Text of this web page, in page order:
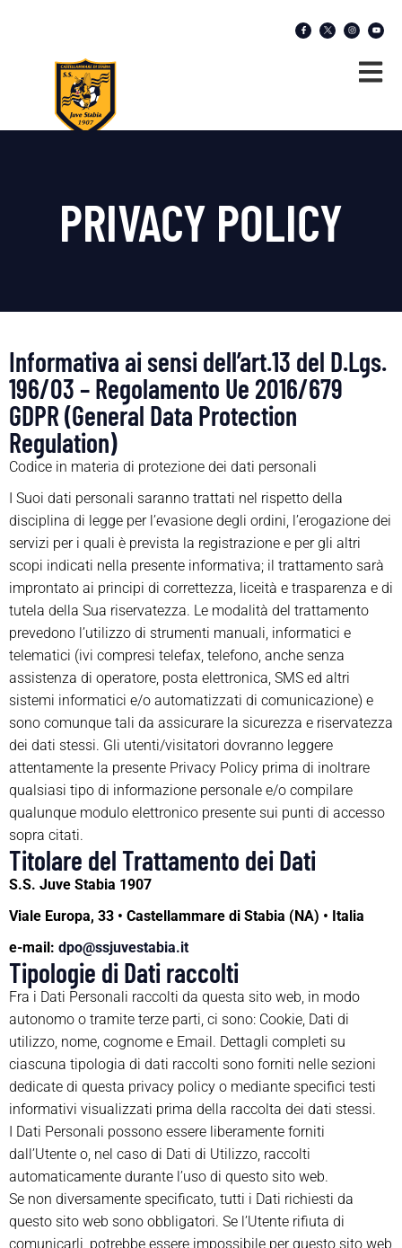
PRIVACY POLICY
Informativa ai sensi dell’art.13 del D.Lgs.
196/03 – Regolamento Ue 2016/679
GDPR (General Data Protection
Regulation)
Codice in materia di protezione dei dati personali
I Suoi dati personali saranno trattati nel rispetto della
disciplina di legge per l’evasione degli ordini, l’erogazione dei
servizi per i quali è prevista la registrazione e per gli altri
scopi indicati nella presente informativa; il trattamento sarà
improntato ai principi di correttezza, liceità e trasparenza e di
tutela della Sua riservatezza. Le modalità del trattamento
prevedono l’utilizzo di strumenti manuali, informatici e
telematici (ivi compresi telefax, telefono, anche senza
assistenza di operatore, posta elettronica, SMS ed altri
sistemi informatici e/o automatizzati di comunicazione) e
sono comunque tali da assicurare la sicurezza e riservatezza
dei dati stessi. Gli utenti/visitatori dovranno leggere
attentamente la presente Privacy Policy prima di inoltrare
qualsiasi tipo di informazione personale e/o compilare
qualunque modulo elettronico presente sui punti di accesso
sopra citati.
Titolare del Trattamento dei Dati
S.S. Juve Stabia 1907
Viale Europa, 33 • Castellammare di Stabia (NA) • Italia
e-mail: dpo@ssjuvestabia.it
Tipologie di Dati raccolti
Fra i Dati Personali raccolti da questa sito web, in modo
autonomo o tramite terze parti, ci sono: Cookie, Dati di
utilizzo, nome, cognome e Email. Dettagli completi su
ciascuna tipologia di dati raccolti sono forniti nelle sezioni
dedicate di questa privacy policy o mediante specifici testi
informativi visualizzati prima della raccolta dei dati stessi.
I Dati Personali possono essere liberamente forniti
dall’Utente o, nel caso di Dati di Utilizzo, raccolti
automaticamente durante l’uso di questo sito web.
Se non diversamente specificato, tutti i Dati richiesti da
questo sito web sono obbligatori. Se l’Utente rifiuta di
comunicarli, potrebbe essere impossibile per questo sito web